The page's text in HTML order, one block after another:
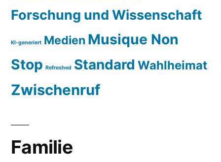
Forschung und Wissenschaft
KI-generiert Medien Musique Non
Stop Refreshed Standard Wahlheimat
Zwischenruf
Familie